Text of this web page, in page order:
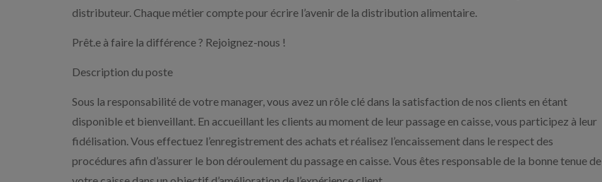
distributeur. Chaque métier compte pour écrire l’avenir de la distribution alimentaire.
Prêt.e à faire la différence ? Rejoignez-nous !
Description du poste
Sous la responsabilité de votre manager, vous avez un rôle clé dans la satisfaction de nos clients en étant
disponible et bienveillant. En accueillant les clients au moment de leur passage en caisse, vous participez à leur
fidélisation. Vous effectuez l’enregistrement des achats et réalisez l’encaissement dans le respect des
procédures afin d’assurer le bon déroulement du passage en caisse. Vous êtes responsable de la bonne tenue de